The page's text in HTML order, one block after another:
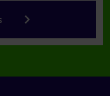
keyboard_arrow_right